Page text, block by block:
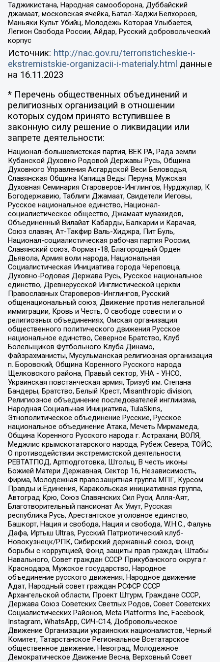
Таджикистана, Народная самооборона, Дуббайский
джамаат, московская ячейка, Батал-Хаджи Белхороев,
Маньяки Культ Убийц, Молодёжь Которая Улыбается,
Легион Свобода России, Айдар, Русский добровольческий
корпус
Источник: http://nac.gov.ru/terroristicheskie-i-
ekstremistskie-organizacii-i-materialy.html данные
на 16.11.2023
* Перечень общественных объединений и
религиозных организаций в отношении
которых судом принято вступившее в
законную силу решение о ликвидации или
запрете деятельности:
Национал-большевистская партия, ВЕК РА, Рада земли
Кубанской Духовно Родовой Державы Русь, Община
Духовного Управления Асгардской Веси Беловодья,
Славянская Община Капища Веды Перуна, Мужская
Духовная Семинария Староверов-Инглингов, Нурджулар, К
Богодержавию, Таблиги Джамаат, Свидетели Иеговы,
Русское национальное единство, Национал-
социалистическое общество, Джамаат мувахидов,
Объединенный Вилайат Кабарды, Балкарии и Карачая,
Союз славян, Ат-Такфир Валь-Хиджра, Пит Буль,
Национал-социалистическая рабочая партия России,
Славянский союз, Формат-18, Благородный Орден
Дьявола, Армия воли народа, Национальная
Социалистическая Инициатива города Череповца,
Духовно-Родовая Держава Русь, Русское национальное
единство, Древнерусской Инглистической церкви
Православных Староверов-Инглингов, Русский
общенациональный союз, Движение против нелегальной
иммиграции, Кровь и Честь, О свободе совести и о
религиозных объединениях, Омская организация
общественного политического движения Русское
национальное единство, Северное Братство, Клуб
Болельщиков Футбольного Клуба Динамо,
Файзрахманисты, Мусульманская религиозная организация
п. Боровский, Община Коренного Русского народа
Щелковского района, Правый сектор, УНА - УНСО,
Украинская повстанческая армия, Тризуб им. Степана
Бандеры, Братство, Белый Крест, Misanthropic division,
Религиозное объединение последователей инглиизма,
Народная Социальная Инициатива, TulaSkins,
Этнополитическое объединение Русские, Русское
национальное объединение Атака, Мечеть Мирмамеда,
Община Коренного Русского народа г. Астрахани, ВОЛЯ,
Меджлис крымскотатарского народа, Рубеж Севера, ТОЙС,
О противодействии экстремистской деятельности,
РЕВТАТПОД, Артподготовка, Штольц, В честь иконы
Божией Матери Державная, Сектор 16, Независимость,
Фирма, Молодежная правозащитная группа МПГ, Курсом
Правды и Единения, Каракольская инициативная группа,
Автоград Крю, Союз Славянских Сил Руси, Алля-Аят,
Благотворительный пансионат Ак Умут, Русская
республика Русь, Арестантское уголовное единство,
Башкорт, Нация и свобода, Нация и свобода, W.H.С., Фалунь
Дафа, Иртыш Ultras, Русский Патриотический клуб-
Новокузнецк/РПК, Сибирский державный союз, Фонд
борьбы с коррупцией, Фонд защиты прав граждан, Штабы
Навального, Совет граждан СССР Прикубанского округа г.
Краснодара, Мужское государство, Народное
объединение русского движения, Народное движение
Адат, Народный совет граждан РСФСР СССР
Архангельской области, Проект Штурм, Граждане СССР,
Держава Союз Советских Светлых Родов, Совет Советских
Социалистических Районов, Meta Platforms Inc, Facebook,
Instagram, WhatsApp, СИЧ-С14, Добровольческое
Движение Организации украинских националистов, Черный
Комитет, Татарстанское Региональное Всетатарское
общественное движение, Невоград, Молодежное
Демократическое Движение Весна, Верховный Совет